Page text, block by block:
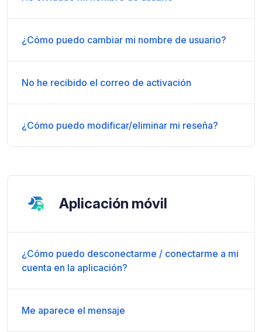
¿Cómo puedo cambiar mi nombre de usuario?
No he recibido el correo de activación
¿Cómo puedo modificar/eliminar mi reseña?
Aplicación móvil
¿Cómo puedo desconectarme / conectarme a mi
cuenta en la aplicación?
Me aparece el mensaje